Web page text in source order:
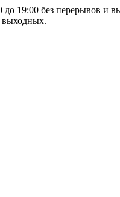
19:00 без перерывов и
выходных.